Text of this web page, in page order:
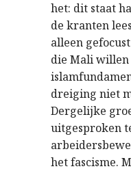
het: dit staat
de kranten
alleen
die Mali willen
dreiging niet
Dergelijke
uitgesproken
het fascisme.